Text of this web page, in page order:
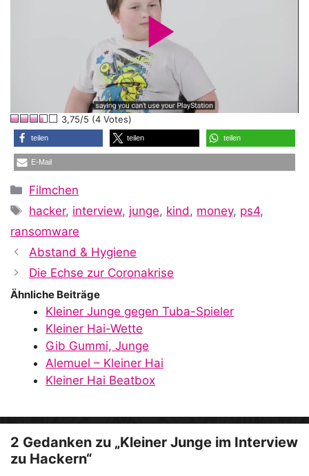
P
l
a
y
i
d
e
o
3,75/5 (4 Votes)
teilen teilen teilen
E-Mail
Kategorien
Filmchen
Schlagwörter
hacker, interview, junge, kind, money, ps4,
ransomware
Abstand & Hygiene
Die Echse zur Coronakrise
Ähnliche Beiträge
Kleiner Junge gegen Tuba-Spieler
Kleiner Hai-Wette
Gib Gummi, Junge
Alemuel – Kleiner Hai
Kleiner Hai Beatbox
2 Gedanken zu „Kleiner Junge im Interview
zu Hackern“